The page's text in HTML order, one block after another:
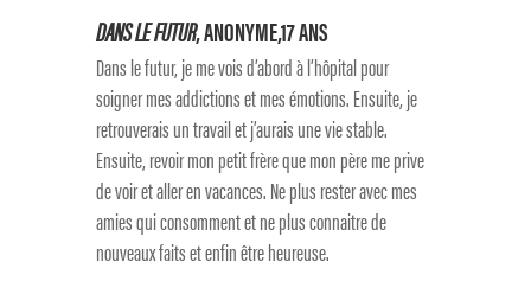
DANS LE FUTUR, ANONYME,17 ANS
Dans le futur, je me vois d’abord à l’hôpital pour
soigner mes addictions et mes émotions. Ensuite, je
retrouverais un travail et j’aurais une vie stable.
Ensuite, revoir mon petit frère que mon père me prive
de voir et aller en vacances. Ne plus rester avec mes
amies qui consomment et ne plus connaitre de
nouveaux faits et enfin être heureuse.